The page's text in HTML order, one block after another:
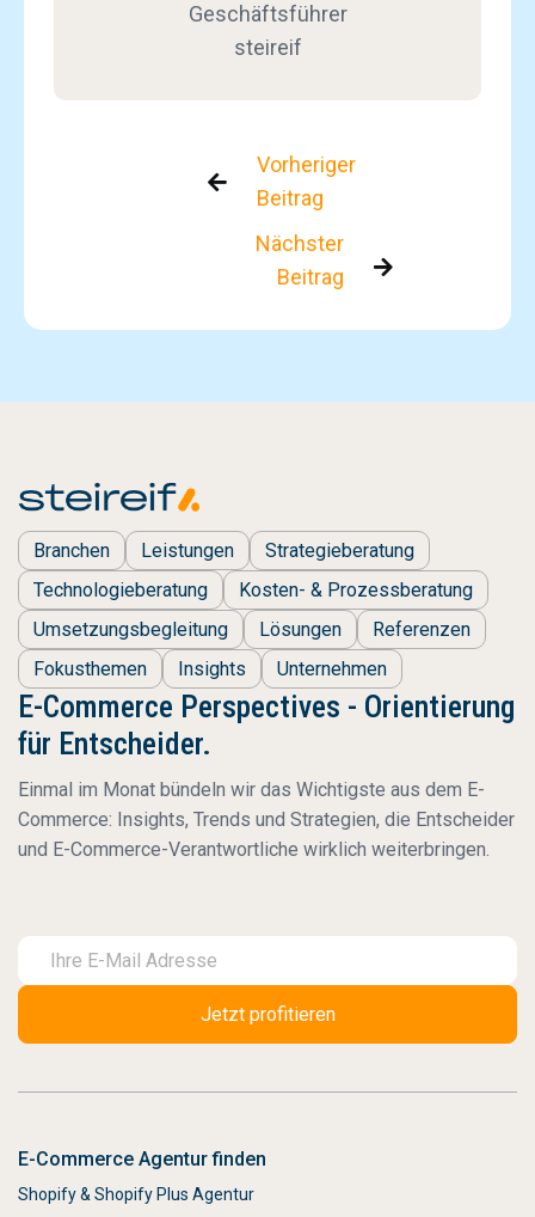
Geschäftsführer
steireif

Vorheriger
Beitrag
Nächster
Beitrag

Branchen Leistungen
Strategieberatung
Technologieberatung
Kosten- & Prozessberatung
Umsetzungsbegleitung
Lösungen
Referenzen
Fokusthemen
Insights Unternehmen
E-Commerce Perspectives - Orientierung
für Entscheider.
Einmal im Monat bündeln wir das Wichtigste aus dem E-
Commerce: Insights, Trends und Strategien, die Entscheider
und E-Commerce-Verantwortliche wirklich weiterbringen.
E-Commerce Agentur finden
Shopify & Shopify Plus Agentur